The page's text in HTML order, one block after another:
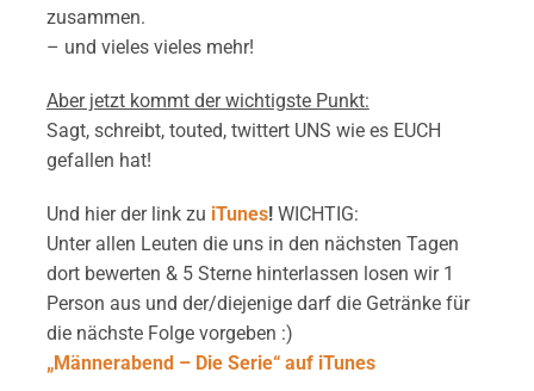
zusammen.
– und vieles vieles mehr!
Aber jetzt kommt der wichtigste Punkt:
Sagt, schreibt, touted, twittert UNS wie es EUCH
gefallen hat!
Und hier der link zu iTunes!WICHTIG:
Unter allen Leuten die uns in den nächsten Tagen
dort bewerten & 5 Sterne hinterlassen losen wir 1
Person aus und der/diejenige darf die Getränke für
die nächste Folge vorgeben :)
„Männerabend – Die Serie“ auf iTunes